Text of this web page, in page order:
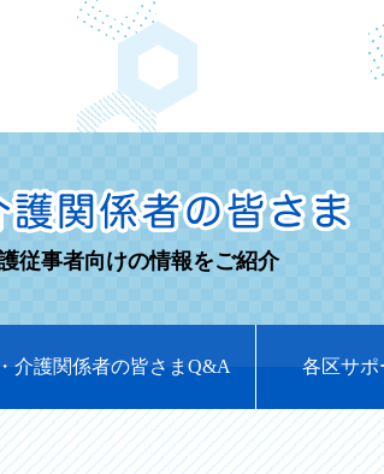
従事者向けの情報をご紹介
介護関係者の皆さまQ&A 各区サ